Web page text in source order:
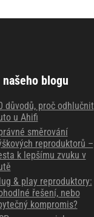
našeho blogu
důvodů, proč odhlučnit
u Ahifi
směrování
reproduktorů –
k lepšímu zvuku v
& play reproduktory:
řešení, nebo
kompromis?